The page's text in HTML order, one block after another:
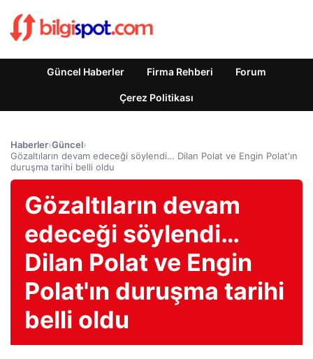
Güncel Haberler Firma Rehberi Forum
Çerez Politikası
Haberler›Güncel›
Gözaltıların devam edeceği söylendi… Dilan Polat ve Engin Polat'ın
duruşma tarihi belli oldu
Gözaltıların devam
edeceği söylendi…
Dilan Polat ve Engin
Polat'ın duruşma tarihi
belli oldu